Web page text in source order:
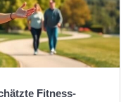
Fitness-